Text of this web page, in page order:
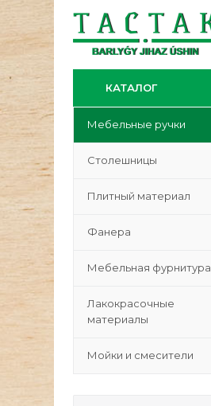
КАТАЛОГ
Мебельные ручки
Столешницы
Плитный материал
Фанера
Мебельная фурнитура
Лакокрасочные
материалы
Мойки и смесители